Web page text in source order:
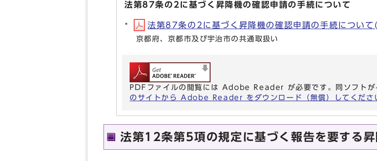
法第87条の2に基づく昇降機の確認申請の手続について
法第87条の2に基づく昇降機の確認申請の手続につい
京都府、京都市及び宇治市の共通取扱い
PDFファイルの閲覧には Adobe Reader が必要です。同ソフトが
のサイトから Adobe Reader をダウンロード（無償）してくださ
法第12条第5項の規定に基づく報告を要する